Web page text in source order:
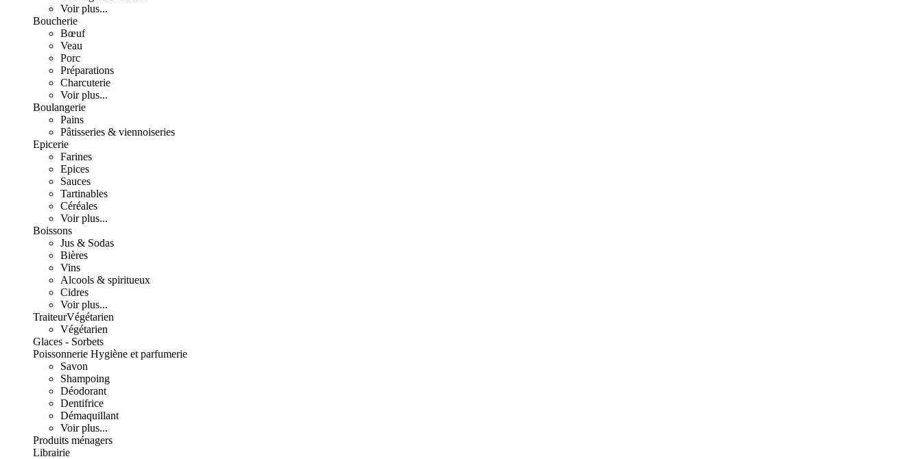
Voir plus...
Boucherie
Bœuf
Veau
Porc
Préparations
Charcuterie
Voir plus...
Boulangerie
Pains
Pâtisseries & viennoiseries
Epicerie
Farines
Epices
Sauces
Tartinables
Céréales
Voir plus...
Boissons
Jus & Sodas
Bières
Vins
Alcools & spiritueux
Cidres
Voir plus...
TraiteurVégétarien
Végétarien
Glaces - Sorbets
Poissonnerie Hygiène et parfumerie
Savon
Shampoing
Déodorant
Dentifrice
Démaquillant
Voir plus...
Produits ménagers
Librairie